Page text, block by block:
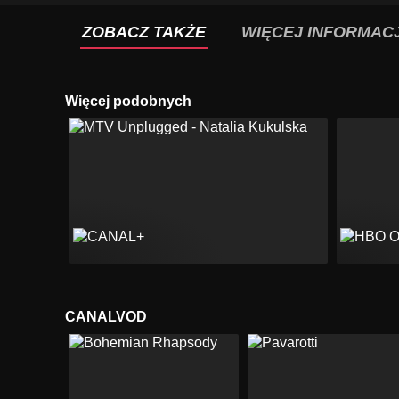
ZOBACZ TAKŻE WIĘCEJ
Więcej podobnych
CANALVOD